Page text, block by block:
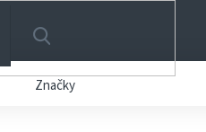
HLEDAT
Značky